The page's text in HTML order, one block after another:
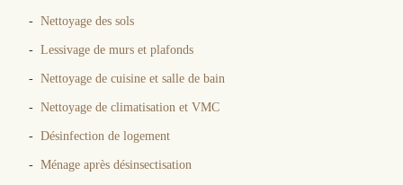
Nettoyage des sols
Lessivage de murs et plafonds
Nettoyage de cuisine et salle de bain
Nettoyage de climatisation et VMC
Désinfection de logement
Ménage après désinsectisation